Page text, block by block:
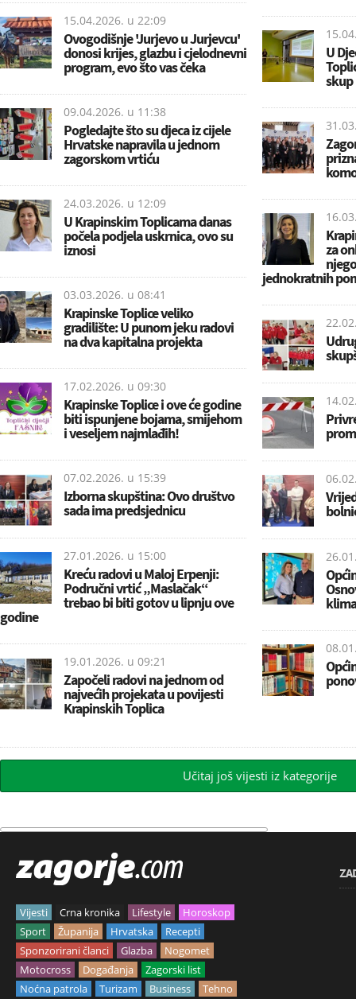
15.04.2026. u 22:09
Ovogodišnje 'Jurjevo u Jurjevcu'
donosi krijes, glazbu i cjelodnevni
program, evo što vas čeka
09.04.2026. u 11:38
Pogledajte što su djeca iz cijele
Hrvatske napravila u jednom
zagorskom vrtiću
24.03.2026. u 12:09
U Krapinskim Toplicama danas
počela podjela uskrnica, ovo su
iznosi
03.03.2026. u 08:41
Krapinske Toplice veliko
gradilište: U punom jeku radovi
na dva kapitalna projekta
17.02.2026. u 09:30
Krapinske Toplice i ove će godine
biti ispunjene bojama, smijehom
i veseljem najmlađih!
07.02.2026. u 15:39
Izborna skupština: Ovo društvo
sada ima predsjednicu
27.01.2026. u 15:00
Kreću radovi u Maloj Erpenji:
Područni vrtić „Maslačak“
trebao bi biti gotov u lipnju ove
godine
19.01.2026. u 09:21
Započeli radovi na jednom od
najvećih projekata u povijesti
Krapinskih Toplica
U
skup
za
jednokratnih
Učitaj još vijesti iz kategorije
Vijesti Crna kronika Lifestyle
Horoskop
Sport
Županija Hrvatska
Recepti
Sponzorirani članci
Glazba
Nogomet
Motocross
Događanja
Zagorski list
Noćna patrola
Turizam Business
Tehno